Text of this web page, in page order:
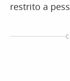
restrito a